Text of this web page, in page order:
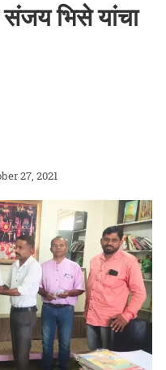
भिसे यांचा
27, 2021